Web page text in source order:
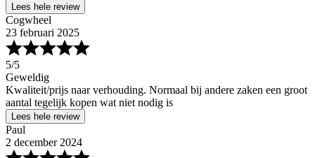
Lees hele review
Cogwheel
23 februari 2025
5/5
Geweldig
Kwaliteit/prijs naar verhouding. Normaal bij andere zaken een groot
aantal tegelijk kopen wat niet nodig is
Lees hele review
Paul
2 december 2024